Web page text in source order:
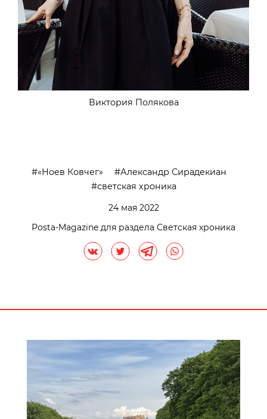
Виктория Полякова
«Ноев Ковчег»
Александр Сирадекиан
светская хроника
24 мая 2022
Posta-Magazine для раздела Светская хроника